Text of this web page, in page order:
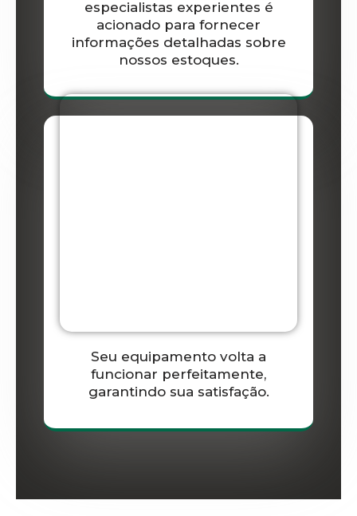
especialistas experientes é
acionado para fornecer
informações detalhadas sobre
nossos estoques.
Seu equipamento volta a
funcionar perfeitamente,
garantindo sua satisfação.